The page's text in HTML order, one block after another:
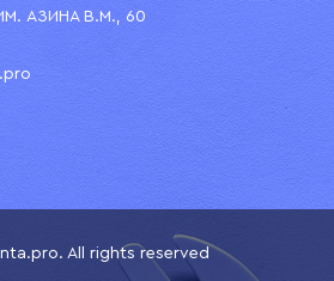
АЗИНА В.М., 60
All rights reserved